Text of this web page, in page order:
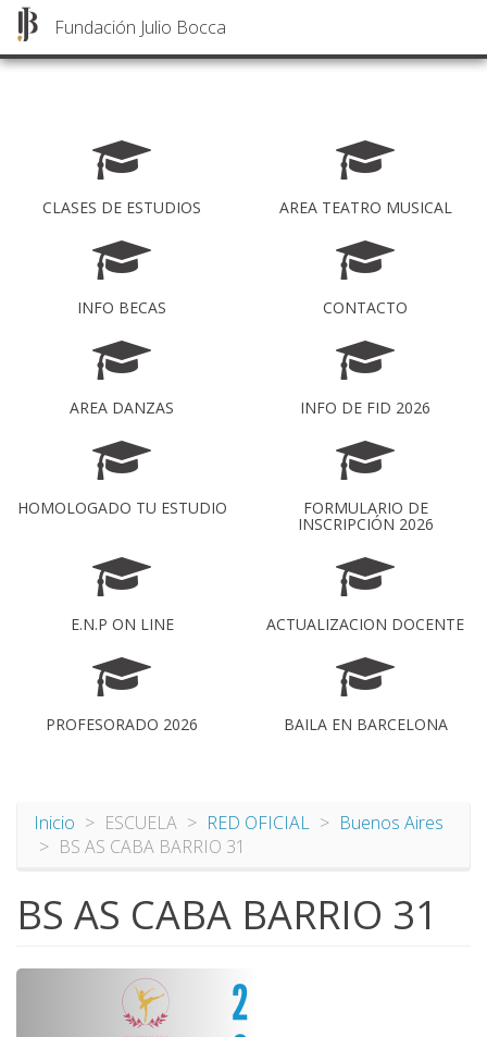
Pasar
Fundación Julio Bocca
CLASES DE ESTUDIOS AREA TEATRO MUSICAL
INFO BECAS CONTACTO
AREA DANZAS INFO DE FID 2026
HOMOLOGADO TU ESTUDIO FORMULARIO DE
INSCRIPCIÓN 2026
E.N.P ON LINE ACTUALIZACION DOCENTE
PROFESORADO 2026 BAILA EN BARCELONA
Inicio ESCUELA RED OFICIAL
Buenos Aires
BS AS CABA BARRIO 31
BS AS CABA BARRIO 31
Fundación Julio Bocca